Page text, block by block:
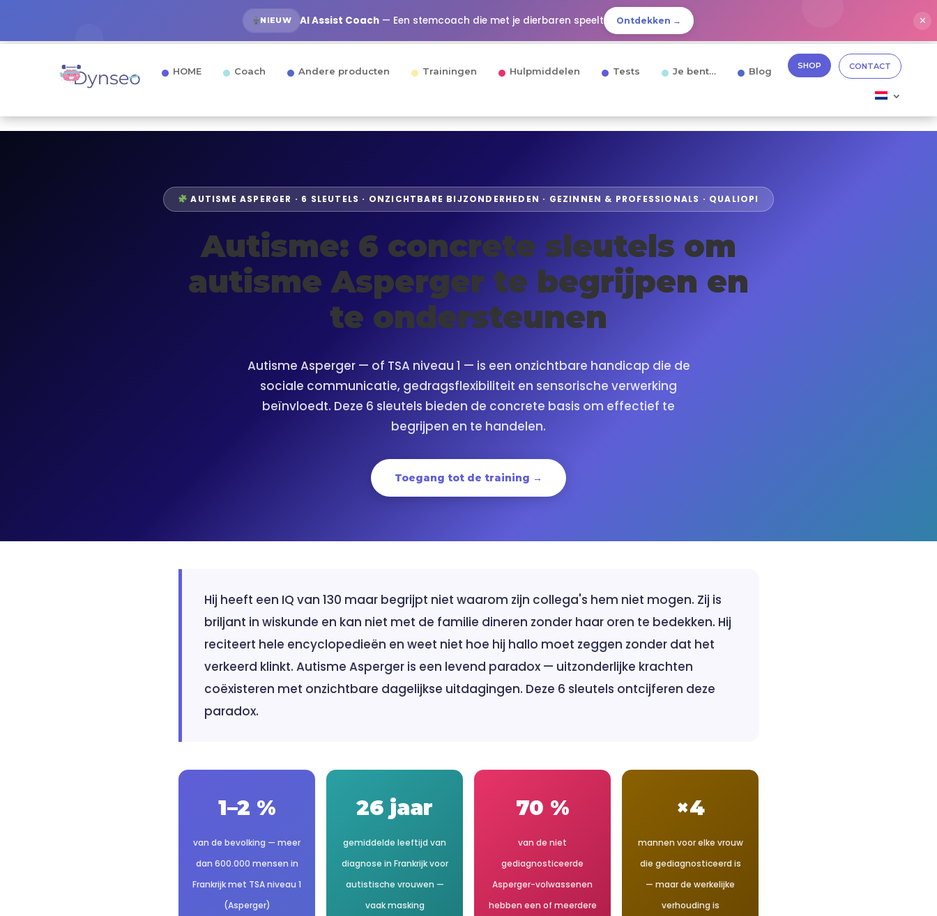
NIEUW AI Assist Coach — Een stemcoach die met je dierbaren speelt Ontdekken → ✕
HOME Coach Andere producten Trainingen Hulpmiddelen Tests Je bent… Blog SHOP CONTACT
AUTISME ASPERGER · 6 SLEUTELS · ONZICHTBARE BIJZONDERHEDEN · GEZINNEN & PROFESSIONALS · QUALIOPI
Autisme: 6 concrete sleutels om
autisme Asperger te begrijpen en
te ondersteunen
Autisme Asperger — of TSA niveau 1 — is een onzichtbare handicap die de
sociale communicatie, gedragsflexibiliteit en sensorische verwerking
beïnvloedt. Deze 6 sleutels bieden de concrete basis om effectief te
begrijpen en te handelen.
Toegang tot de training →
Hij heeft een IQ van 130 maar begrijpt niet waarom zijn collega's hem niet mogen. Zij is
briljant in wiskunde en kan niet met de familie dineren zonder haar oren te bedekken. Hij
reciteert hele encyclopedieën en weet niet hoe hij hallo moet zeggen zonder dat het
verkeerd klinkt. Autisme Asperger is een levend paradox — uitzonderlijke krachten
coëxisteren met onzichtbare dagelijkse uitdagingen. Deze 6 sleutels ontcijferen deze
paradox.
1–2 %
van de bevolking — meer
dan 600.000 mensen in
Frankrijk met TSA niveau 1
(Asperger)
26 jaar
gemiddelde leeftijd van
diagnose in Frankrijk voor
autistische vrouwen —
vaak masking
70 %
van de niet
gediagnosticeerde
Asperger-volwassenen
hebben een of meerdere
×4
mannen voor elke vrouw
die gediagnosticeerd is
— maar de werkelijke
verhouding is